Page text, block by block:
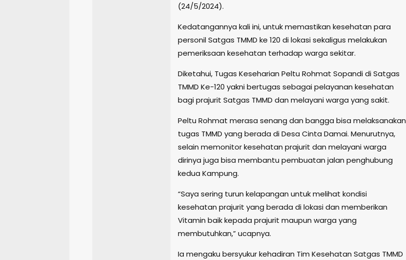
(24/5/2024).
Kedatangannya kali ini, untuk memastikan kesehatan para
personil Satgas TMMD ke 120 di lokasi sekaligus melakukan
pemeriksaan kesehatan terhadap warga sekitar.
Diketahui, Tugas Keseharian Peltu Rohmat Sopandi di Satgas
TMMD Ke-120 yakni bertugas sebagai pelayanan kesehatan
bagi prajurit Satgas TMMD dan melayani warga yang sakit.
Peltu Rohmat merasa senang dan bangga bisa melaksanakan
tugas TMMD yang berada di Desa Cinta Damai. Menurutnya,
selain memonitor kesehatan prajurit dan melayani warga
dirinya juga bisa membantu pembuatan jalan penghubung
kedua Kampung.
“Saya sering turun kelapangan untuk melihat kondisi
kesehatan prajurit yang berada di lokasi dan memberikan
Vitamin baik kepada prajurit maupun warga yang
membutuhkan,” ucapnya.
Ia mengaku bersyukur kehadiran Tim Kesehatan Satgas TMMD